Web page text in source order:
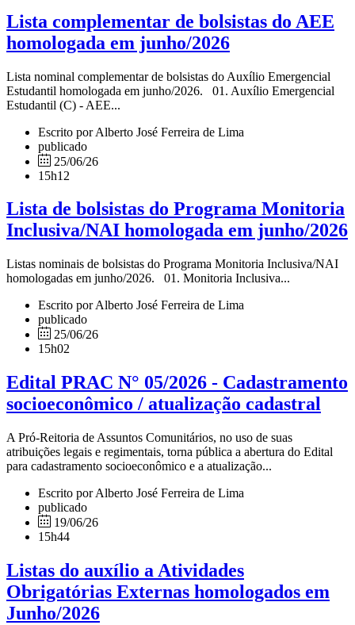
Lista complementar de bolsistas do AEE
homologada em junho/2026
Lista nominal complementar de bolsistas do Auxílio Emergencial
Estudantil homologada em junho/2026. 01. Auxílio Emergencial
Estudantil (C) - AEE...
Escrito por Alberto José Ferreira de Lima
publicado
25/06/26
15h12
Lista de bolsistas do Programa Monitoria
Inclusiva/NAI homologada em junho/2026
Listas nominais de bolsistas do Programa Monitoria Inclusiva/NAI
homologadas em junho/2026. 01. Monitoria Inclusiva...
Escrito por Alberto José Ferreira de Lima
publicado
25/06/26
15h02
Edital PRAC N° 05/2026 - Cadastramento
socioeconômico / atualização cadastral
A Pró-Reitoria de Assuntos Comunitários, no uso de suas
atribuições legais e regimentais, torna pública a abertura do Edital
para cadastramento socioeconômico e a atualização...
Escrito por Alberto José Ferreira de Lima
publicado
19/06/26
15h44
Listas do auxílio a Atividades
Obrigatórias Externas homologados em
Junho/2026